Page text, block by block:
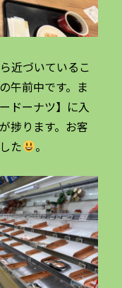
近づいているこ
午前中です。ま
ドーナツ】に入
捗ります。お客
た
。